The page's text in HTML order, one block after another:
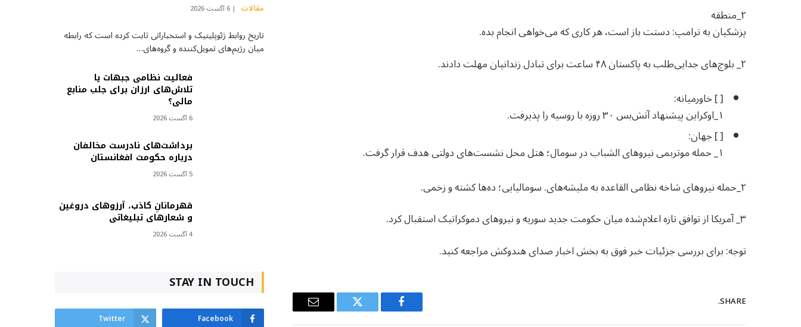
٢_منطقه
پزشکیان به ترامپ: دستت باز است، هر کاری که می‌خواهی انجام بده.
٢_ بلوچ‌های جدایی‌طلب به پاکستان ۴۸ ساعت برای تبادل زندانیان مهلت دادند.
[ ] خاورمیانه:
١_اوکراین پیشنهاد آتش‌بس ۳۰ روزه با روسیه را پذیرفت.
[ ] جهان:
١_ حمله موتربمی نیروهای الشباب در سومال؛ هتل محل نشست‌های دولتی هدف قرار گرفت.
٢_حمله نیروهای شاخه نظامی القاعده به ملیشه‌های. سومالیایی؛ ده‌ها کشته و زخمی.
٣_ آمریکا از توافق تازه اعلام‌شده میان حکومت جدید سوریه و نیروهای دموکراتیک استقبال کرد.
توجه: برای بررسی جزئیات خبر فوق به بخش اخبار صدای هندوکش مراجعه کنید.
SHARE.
Facebook
Twitter
Email
مقالات 6 آگست 2026
تاریخ روابط ژئوپلیتیک و استخباراتی ثابت کرده است که رابطه
میان رژیم‌های تمویل‌کننده و گروه‌های…
فعالیت نظامی جبهات یا
تلاش‌های ارزان برای جلب منابع
مالی؟
6 آگست 2026
برداشت‌های نادرست مخالفان
درباره حکومت افغانستان
5 آگست 2026
قهرمانانِ کاذب، آرزوهای دروغین
و شعارهای تبلیغاتی
4 آگست 2026
STAY IN TOUCH
Facebook
Twitter